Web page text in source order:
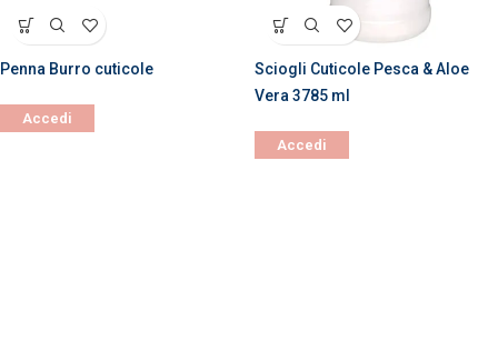
Penna Burro cuticole
Accedi
Sciogli Cuticole Pesca & Aloe
Vera 3785 ml
Accedi